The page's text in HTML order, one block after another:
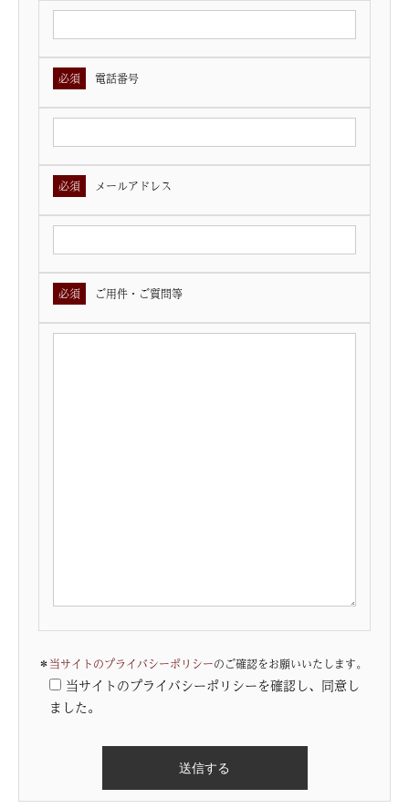
電話番号
メールアドレス
ご用件・ご質問等
＊当サイトのプライバシーポリシーのご確認をお願いいたします。
当サイトのプライバシーポリシーを確認し、同意し
ました。